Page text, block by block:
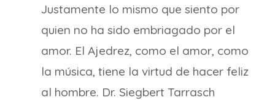
Justamente lo mismo que siento por
quien no ha sido embriagado por el
amor. El Ajedrez, como el amor, como
la música, tiene la virtud de hacer feliz
al hombre. Dr. Siegbert Tarrasch